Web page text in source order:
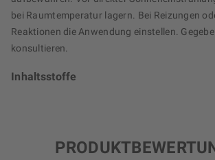
bei Raumtemperatur lagern. Bei Reizungen
Reaktionen die Anwendung einstellen.
konsultieren.
Inhaltsstoffe